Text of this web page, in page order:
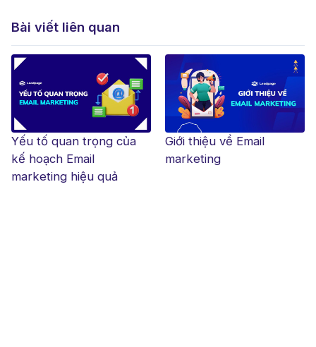
Bài viết liên quan
Yếu tố quan trọng của
kế hoạch Email
marketing hiệu quả
Giới thiệu về Email
marketing